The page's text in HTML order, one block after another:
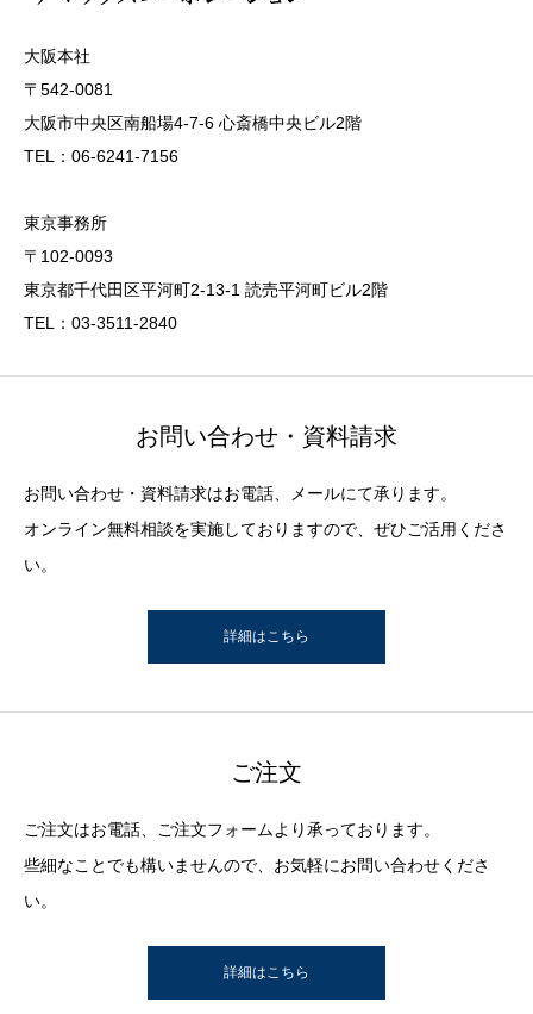
大阪本社
〒542-0081
大阪市中央区南船場4-7-6 心斎橋中央ビル2階
TEL：06-6241-7156
東京事務所
〒102-0093
東京都千代田区平河町2-13-1 読売平河町ビル2階
TEL：03-3511-2840
お問い合わせ・資料請求
お問い合わせ・資料請求はお電話、メールにて承ります。
オンライン無料相談を実施しておりますので、ぜひご活用くださ
い。
詳細はこちら
ご注文
ご注文はお電話、ご注文フォームより承っております。
些細なことでも構いませんので、お気軽にお問い合わせくださ
い。
詳細はこちら